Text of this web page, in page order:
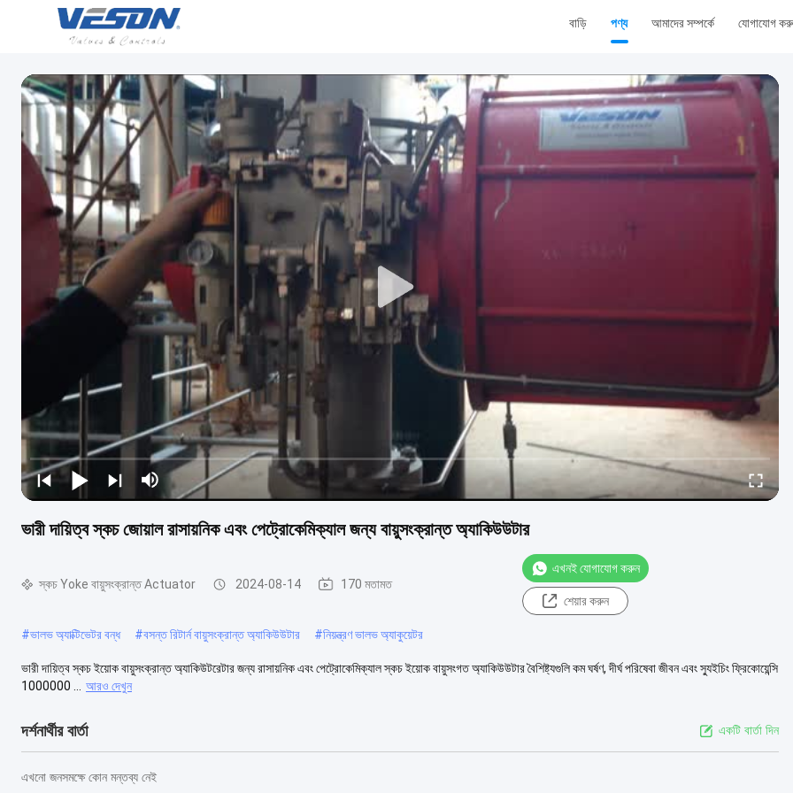
বাড়ি পণ্য আমাদের সম্পর্কে যোগাযোগ
ভারী দায়িত্ব স্কচ জোয়াল রাসায়নিক এবং পেট্রোকেমিক্যাল জন্য বায়ুসংক্রান্ত অ্যাকিউউটার
স্কচ Yoke বায়ুসংক্রান্ত Actuator 2024-08-14 170 মতামত
এখনই যোগাযোগ করুন
শেয়ার করুন
#ভালভ অ্যাক্টিভেটর বন্ধ #বসন্ত রিটার্ন বায়ুসংক্রান্ত অ্যাকিউউটার #নিয়ন্ত্রণ ভালভ অ্যাকুয়েটর
ভারী দায়িত্ব স্কচ ইয়োক বায়ুসংক্রান্ত অ্যাকিউটরেটার জন্য রাসায়নিক এবং পেট্রোকেমিক্যাল স্কচ ইয়োক বায়ুসংগত অ্যাকিউউটার বৈশিষ্ট্যগুলি কম ঘর্ষণ, দীর্ঘ পরিষেবা জীবন এবং স্যুইচিং ফ্রিকোয়েন্সি
1000000 ...
আরও দেখুন
দর্শনার্থীর বার্তা একটি বার্তা দিন
এখনো জনসমক্ষে কোন মন্তব্য নেই